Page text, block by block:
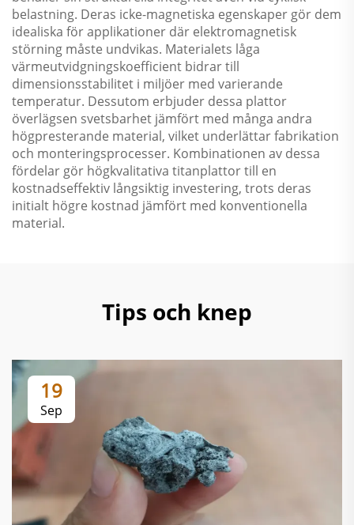
belastning. Deras icke-magnetiska egenskaper gör dem
idealiska för applikationer där elektromagnetisk
störning måste undvikas. Materialets låga
värmeutvidgningskoefficient bidrar till
dimensionsstabilitet i miljöer med varierande
temperatur. Dessutom erbjuder dessa plattor
överlägsen svetsbarhet jämfört med många andra
högpresterande material, vilket underlättar fabrikation
och monteringsprocesser. Kombinationen av dessa
fördelar gör högkvalitativa titanplattor till en
kostnadseffektiv långsiktig investering, trots deras
initialt högre kostnad jämfört med konventionella
material.
Tips och knep
19
Sep